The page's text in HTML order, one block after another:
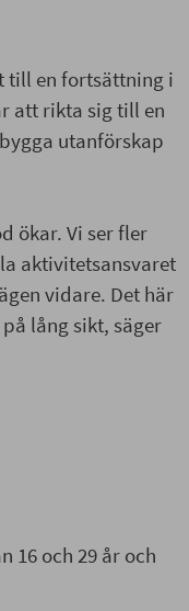
till en fortsättning i
att rikta sig till en
utanförskap
ökar. Vi ser fler
aktivitetsansvaret
vidare. Det här
lång sikt, säger
16 och 29 år och